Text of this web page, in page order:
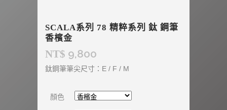
SCALA系列 78 精粹系列 鈦 鋼筆
香檳金
NT$ 9,800
鈦鋼筆筆尖尺寸：E / F / M
顏色